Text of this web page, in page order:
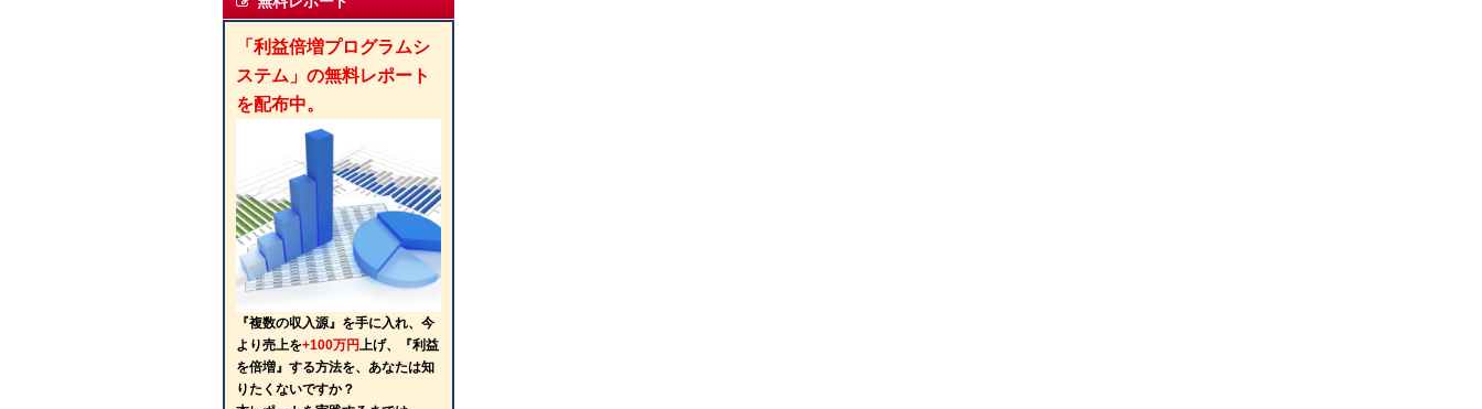
「利益倍増プログラムシ
ステム」の無料レポート
を配布中。
『複数の収入源』を手に入れ、今
より売上を+100万円上げ、『利益
を倍増』する方法を、あなたは知
りたくないですか？